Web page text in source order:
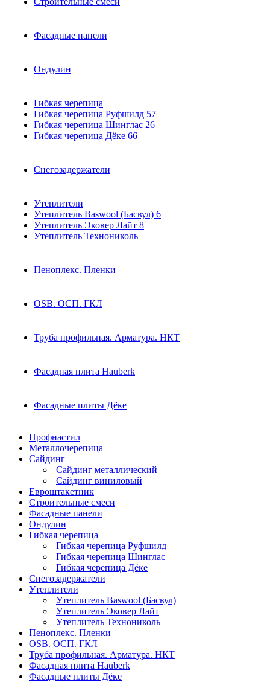
Фасадные панели
Ондулин
Гибкая черепица
Гибкая черепица Руфшилд 57
Гибкая черепица Шинглас 26
Гибкая черепица Дёке 66
Снегозадержатели
Утеплители
Утеплитель Baswool (Басвул) 6
Утеплитель Эковер Лайт 8
Утеплитель Технониколь
Пеноплекс. Пленки
OSB. ОСП. ГКЛ
Труба профильная. Арматура. НКТ
Фасадная плита Hauberk
Фасадные плиты Дёке
Профнастил
Металлочерепица
Сайдинг
Сайдинг металлический
Сайдинг виниловый
Евроштакетник
Строительные смеси
Фасадные панели
Ондулин
Гибкая черепица
Гибкая черепица Руфшилд
Гибкая черепица Шинглас
Гибкая черепица Дёке
Снегозадержатели
Утеплители
Утеплитель Baswool (Басвул)
Утеплитель Эковер Лайт
Утеплитель Технониколь
Пеноплекс. Пленки
OSB. ОСП. ГКЛ
Труба профильная. Арматура. НКТ
Фасадная плита Hauberk
Фасадные плиты Дёке